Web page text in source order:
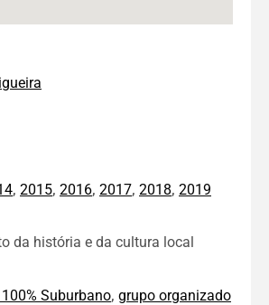
, 2015, 2016, 2017, 2018, 2019
da história e da cultura local
Suburbano, grupo organizado